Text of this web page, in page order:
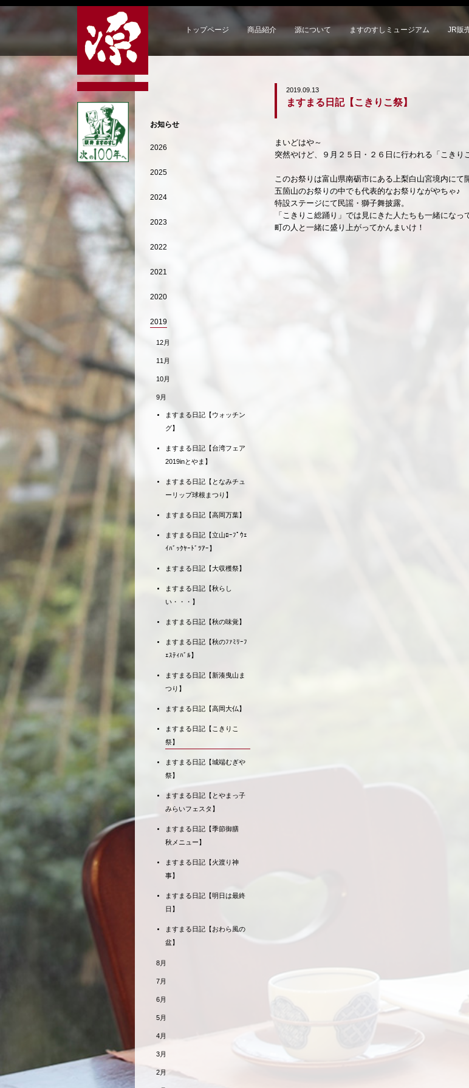
トップページ 商品紹介 源について ますのすしミュージアム JR販
2019.09.13
ますまる日記【こきりこ祭】
まいどはや～
突然やけど、９月２５日・２６日に行われる「こきり
このお祭りは富山県南砺市にある上梨白山宮境内にて
五箇山のお祭りの中でも代表的なお祭りながやちゃ♪
特設ステージにて民謡・獅子舞披露。
「こきりこ総踊り」では見にきた人たちも一緒になっ
町の人と一緒に盛り上がってかんまいけ！
お知らせ
2026
2025
2024
2023
2022
2021
2020
2019
12月
11月
10月
9月
ますまる日記【ウォッチン
グ】
ますまる日記【台湾フェア
2019inとやま】
ますまる日記【となみチュ
ーリップ球根まつり】
ますまる日記【高岡万葉】
ますまる日記【立山ﾛｰﾌﾟｳｪ
ｲﾊﾞｯｸﾔｰﾄﾞﾂｱｰ】
ますまる日記【大収穫祭】
ますまる日記【秋らし
い・・・】
ますまる日記【秋の味覚】
ますまる日記【秋のﾌｧﾐﾘｰﾌ
ｪｽﾃｨﾊﾞﾙ】
ますまる日記【新湊曳山ま
つり】
ますまる日記【高岡大仏】
ますまる日記【こきりこ
祭】
ますまる日記【城端むぎや
祭】
ますまる日記【とやまっ子
みらいフェスタ】
ますまる日記【季節御膳
秋メニュー】
ますまる日記【火渡り神
事】
ますまる日記【明日は最終
日】
ますまる日記【おわら風の
盆】
8月
7月
6月
5月
4月
3月
2月